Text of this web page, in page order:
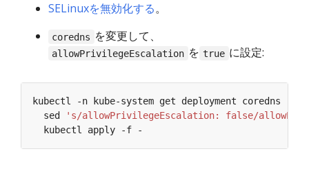
SELinuxを無効化する。
coredns を変更して、
allowPrivilegeEscalation を true に設定:
kubectl -n kube-system get deployment coredns -o
  sed
's/allowPrivilegeEscalation: false/